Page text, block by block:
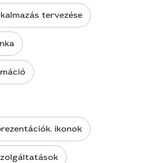
tervezése
ikonok